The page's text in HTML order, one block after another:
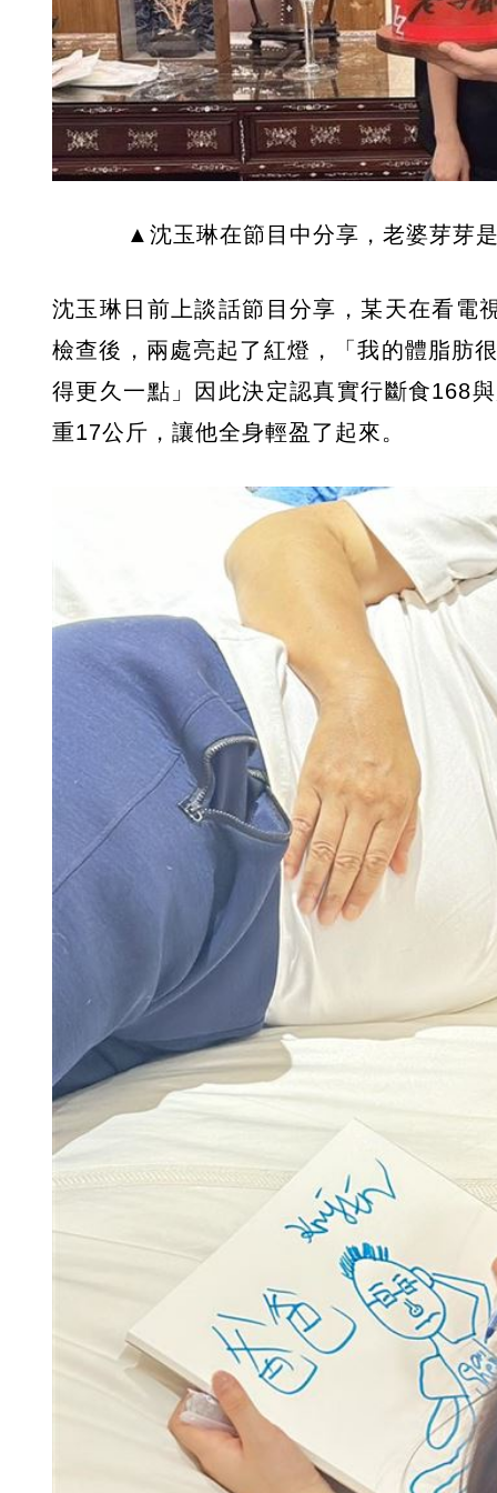
▲沈玉琳在節目中分享，老婆芽芽
沈玉琳日前上談話節目分享，某天在看電
檢查後，兩處亮起了紅燈，「我的體脂肪
得更久一點」因此決定認真實行斷食168
重17公斤，讓他全身輕盈了起來。